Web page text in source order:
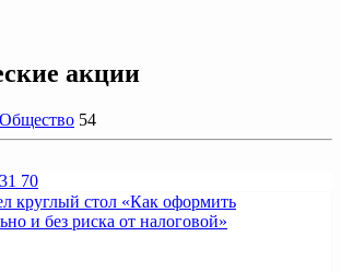
акции
Общество 54
70